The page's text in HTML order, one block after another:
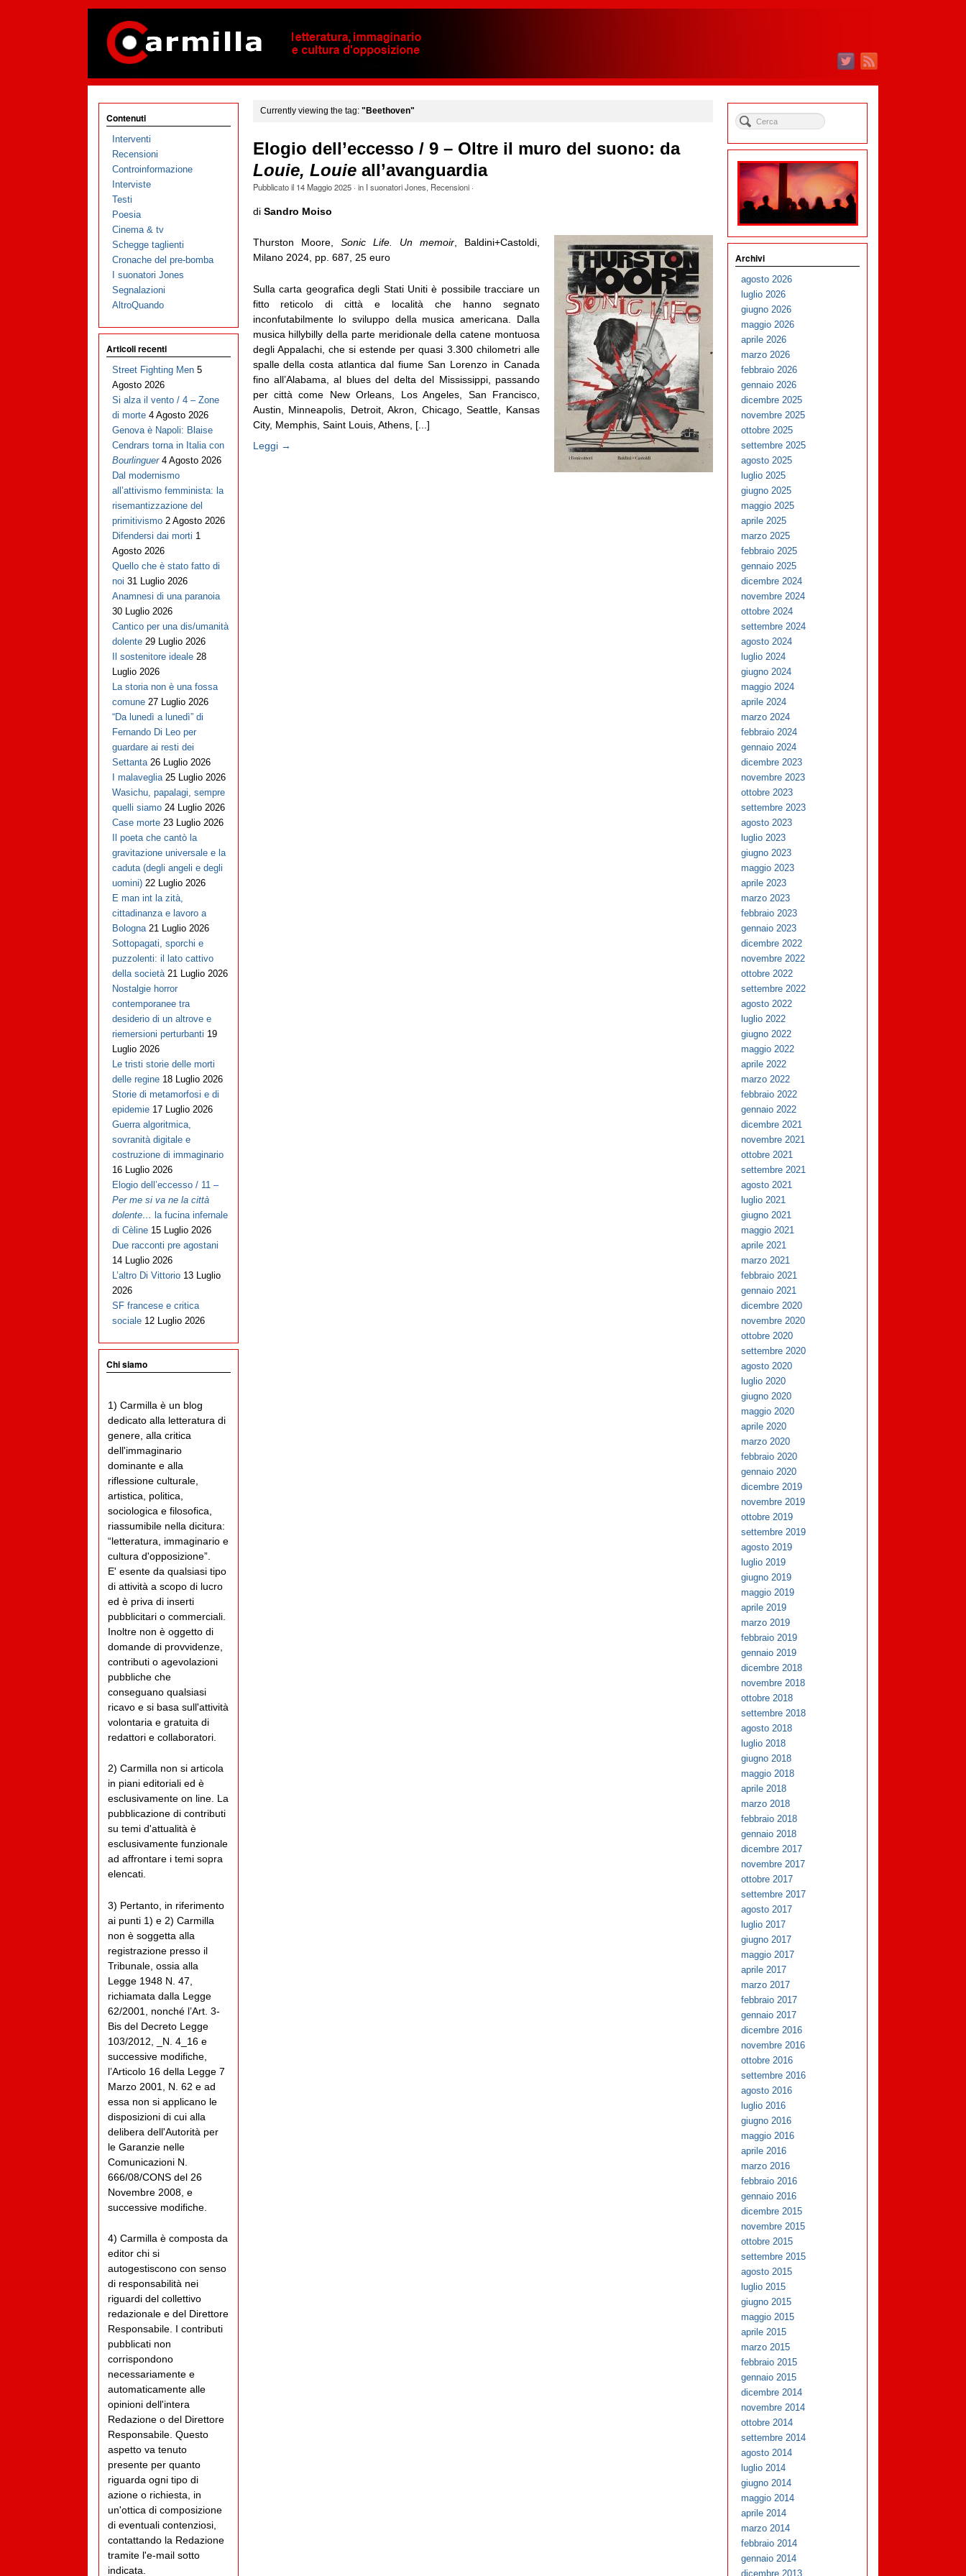
Currently viewing the tag: "Beethoven"
Elogio dell’eccesso / 9 – Oltre il muro del suono: da
Louie, Louieall’avanguardia
Pubblicato il 14 Maggio 2025· in I suonatori Jones, Recensioni·
di Sandro Moiso
Thurston Moore, Sonic Life. Un memoir, Baldini+Castoldi,
Milano 2024, pp. 687, 25 euro
Sulla carta geografica degli Stati Uniti è possibile tracciare un
fitto reticolo di città e località che hanno segnato
inconfutabilmente lo sviluppo della musica americana. Dalla
musica hillybilly della parte meridionale della catene montuosa
degli Appalachi, che si estende per quasi 3.300 chilometri alle
spalle della costa atlantica dal fiume San Lorenzo in Canada
fino all’Alabama, al blues del delta del Mississippi, passando
per città come New Orleans, Los Angeles, San Francisco,
Austin, Minneapolis, Detroit, Akron, Chicago, Seattle, Kansas
City, Memphis, Saint Louis, Athens, [...]
Leggi →
Contenuti
Interventi
Recensioni
Controinformazione
Interviste
Testi
Poesia
Cinema & tv
Schegge taglienti
Cronache del pre-bomba
I suonatori Jones
Segnalazioni
AltroQuando
Articoli recenti
Street Fighting Men 5
Agosto 2026
Si alza il vento / 4 – Zone
di morte 4 Agosto 2026
Genova è Napoli: Blaise
Cendrars torna in Italia con
Bourlinguer 4 Agosto 2026
Dal modernismo
all’attivismo femminista: la
risemantizzazione del
primitivismo 2 Agosto 2026
Difendersi dai morti 1
Agosto 2026
Quello che è stato fatto di
noi 31 Luglio 2026
Anamnesi di una paranoia
30 Luglio 2026
Cantico per una dis/umanità
dolente 29 Luglio 2026
Il sostenitore ideale 28
Luglio 2026
La storia non è una fossa
comune 27 Luglio 2026
“Da lunedì a lunedì” di
Fernando Di Leo per
guardare ai resti dei
Settanta 26 Luglio 2026
I malaveglia 25 Luglio 2026
Wasichu, papalagi, sempre
quelli siamo 24 Luglio 2026
Case morte 23 Luglio 2026
Il poeta che cantò la
gravitazione universale e la
caduta (degli angeli e degli
uomini) 22 Luglio 2026
E man int la zità,
cittadinanza e lavoro a
Bologna 21 Luglio 2026
Sottopagati, sporchi e
puzzolenti: il lato cattivo
della società 21 Luglio 2026
Nostalgie horror
contemporanee tra
desiderio di un altrove e
riemersioni perturbanti 19
Luglio 2026
Le tristi storie delle morti
delle regine 18 Luglio 2026
Storie di metamorfosi e di
epidemie 17 Luglio 2026
Guerra algoritmica,
sovranità digitale e
costruzione di immaginario
16 Luglio 2026
Elogio dell’eccesso / 11 –
Per me si va ne la città
dolente… la fucina infernale
di Cèline 15 Luglio 2026
Due racconti pre agostani
14 Luglio 2026
L’altro Di Vittorio 13 Luglio
2026
SF francese e critica
sociale 12 Luglio 2026
Chi siamo
1) Carmilla è un blog
dedicato alla letteratura di
genere, alla critica
dell'immaginario
dominante e alla
riflessione culturale,
artistica, politica,
sociologica e filosofica,
riassumibile nella dicitura:
“letteratura, immaginario e
cultura d'opposizione”.
E' esente da qualsiasi tipo
di attività a scopo di lucro
ed è priva di inserti
pubblicitari o commerciali.
Inoltre non è oggetto di
domande di provvidenze,
contributi o agevolazioni
pubbliche che
conseguano qualsiasi
ricavo e si basa sull'attività
volontaria e gratuita di
redattori e collaboratori.
2) Carmilla non si articola
in piani editoriali ed è
esclusivamente on line. La
pubblicazione di contributi
su temi d'attualità è
esclusivamente funzionale
ad affrontare i temi sopra
elencati.
3) Pertanto, in riferimento
ai punti 1) e 2) Carmilla
non è soggetta alla
registrazione presso il
Tribunale, ossia alla
Legge 1948 N. 47,
richiamata dalla Legge
62/2001, nonché l’Art. 3-
Bis del Decreto Legge
103/2012, _N. 4_16 e
successive modifiche,
l’Articolo 16 della Legge 7
Marzo 2001, N. 62 e ad
essa non si applicano le
disposizioni di cui alla
delibera dell'Autorità per
le Garanzie nelle
Comunicazioni N.
666/08/CONS del 26
Novembre 2008, e
successive modifiche.
4) Carmilla è composta da
editor chi si
autogestiscono con senso
di responsabilità nei
riguardi del collettivo
redazionale e del Direttore
Responsabile. I contributi
pubblicati non
corrispondono
necessariamente e
automaticamente alle
opinioni dell'intera
Redazione o del Direttore
Responsabile. Questo
aspetto va tenuto
presente per quanto
riguarda ogni tipo di
azione o richiesta, in
un'ottica di composizione
di eventuali contenziosi,
contattando la Redazione
tramite l'e-mail sotto
indicata.
Archivi
agosto 2026
luglio 2026
giugno 2026
maggio 2026
aprile 2026
marzo 2026
febbraio 2026
gennaio 2026
dicembre 2025
novembre 2025
ottobre 2025
settembre 2025
agosto 2025
luglio 2025
giugno 2025
maggio 2025
aprile 2025
marzo 2025
febbraio 2025
gennaio 2025
dicembre 2024
novembre 2024
ottobre 2024
settembre 2024
agosto 2024
luglio 2024
giugno 2024
maggio 2024
aprile 2024
marzo 2024
febbraio 2024
gennaio 2024
dicembre 2023
novembre 2023
ottobre 2023
settembre 2023
agosto 2023
luglio 2023
giugno 2023
maggio 2023
aprile 2023
marzo 2023
febbraio 2023
gennaio 2023
dicembre 2022
novembre 2022
ottobre 2022
settembre 2022
agosto 2022
luglio 2022
giugno 2022
maggio 2022
aprile 2022
marzo 2022
febbraio 2022
gennaio 2022
dicembre 2021
novembre 2021
ottobre 2021
settembre 2021
agosto 2021
luglio 2021
giugno 2021
maggio 2021
aprile 2021
marzo 2021
febbraio 2021
gennaio 2021
dicembre 2020
novembre 2020
ottobre 2020
settembre 2020
agosto 2020
luglio 2020
giugno 2020
maggio 2020
aprile 2020
marzo 2020
febbraio 2020
gennaio 2020
dicembre 2019
novembre 2019
ottobre 2019
settembre 2019
agosto 2019
luglio 2019
giugno 2019
maggio 2019
aprile 2019
marzo 2019
febbraio 2019
gennaio 2019
dicembre 2018
novembre 2018
ottobre 2018
settembre 2018
agosto 2018
luglio 2018
giugno 2018
maggio 2018
aprile 2018
marzo 2018
febbraio 2018
gennaio 2018
dicembre 2017
novembre 2017
ottobre 2017
settembre 2017
agosto 2017
luglio 2017
giugno 2017
maggio 2017
aprile 2017
marzo 2017
febbraio 2017
gennaio 2017
dicembre 2016
novembre 2016
ottobre 2016
settembre 2016
agosto 2016
luglio 2016
giugno 2016
maggio 2016
aprile 2016
marzo 2016
febbraio 2016
gennaio 2016
dicembre 2015
novembre 2015
ottobre 2015
settembre 2015
agosto 2015
luglio 2015
giugno 2015
maggio 2015
aprile 2015
marzo 2015
febbraio 2015
gennaio 2015
dicembre 2014
novembre 2014
ottobre 2014
settembre 2014
agosto 2014
luglio 2014
giugno 2014
maggio 2014
aprile 2014
marzo 2014
febbraio 2014
gennaio 2014
dicembre 2013